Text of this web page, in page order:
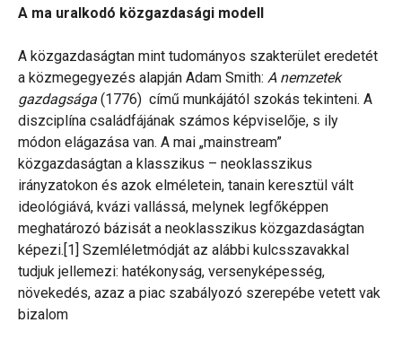
A ma uralkodó közgazdasági modell
A közgazdaságtan mint tudományos szakterület eredetét
a közmegegyezés alapján Adam Smith: A nemzetek
gazdagsága (1776) című munkájától szokás tekinteni. A
diszciplína családfájának számos képviselője, s ily
módon elágazása van. A mai „mainstream”
közgazdaságtan a klasszikus – neoklasszikus
irányzatokon és azok elméletein, tanain keresztül vált
ideológiává, kvázi vallássá, melynek legfőképpen
meghatározó bázisát a neoklasszikus közgazdaságtan
képezi.[1] Szemléletmódját az alábbi kulcsszavakkal
tudjuk jellemezi: hatékonyság, versenyképesség,
növekedés, azaz a piac szabályozó szerepébe vetett vak
bizalom